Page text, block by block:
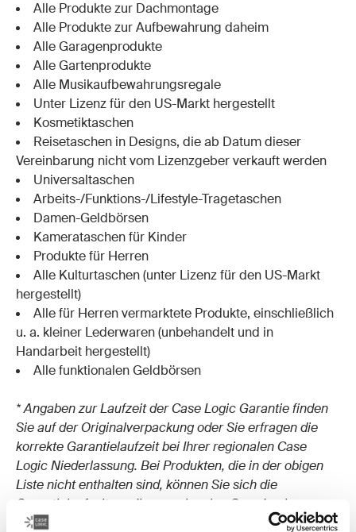
Alle Produkte zur Dachmontage
Alle Produkte zur Aufbewahrung daheim
Alle Garagenprodukte
Alle Gartenprodukte
Alle Musikaufbewahrungsregale
Unter Lizenz für den US-Markt hergestellt
Kosmetiktaschen
Reisetaschen in Designs, die ab Datum dieser
Vereinbarung nicht vom Lizenzgeber verkauft werden
Universaltaschen
Arbeits-/Funktions-/Lifestyle-Tragetaschen
Damen-Geldbörsen
Kamerataschen für Kinder
Produkte für Herren
Alle Kulturtaschen (unter Lizenz für den US-Markt
hergestellt)
Alle für Herren vermarktete Produkte, einschließlich
u. a. kleiner Lederwaren (unbehandelt und in
Handarbeit hergestellt)
Alle funktionalen Geldbörsen
* Angaben zur Laufzeit der Case Logic Garantie finden
Sie auf der Originalverpackung oder Sie erfragen die
korrekte Garantielaufzeit bei Ihrer regionalen Case
Logic Niederlassung. Bei Produkten, die in der obigen
Liste nicht enthalten sind, können Sie sich die
Garantielaufzeit von Ihrer regionalen Case Logic
Niederlassung bestätigen lassen.